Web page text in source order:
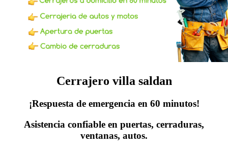
Cerrajero villa saldan
¡Respuesta de emergencia en 60 minutos!
Asistencia confiable en puertas, cerraduras,
ventanas, autos.